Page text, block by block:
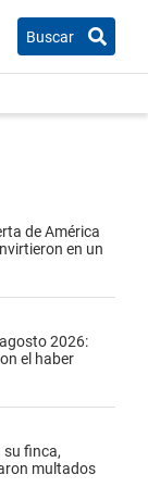
Buscar
de América
en un
2026:
el haber
finca,
multados